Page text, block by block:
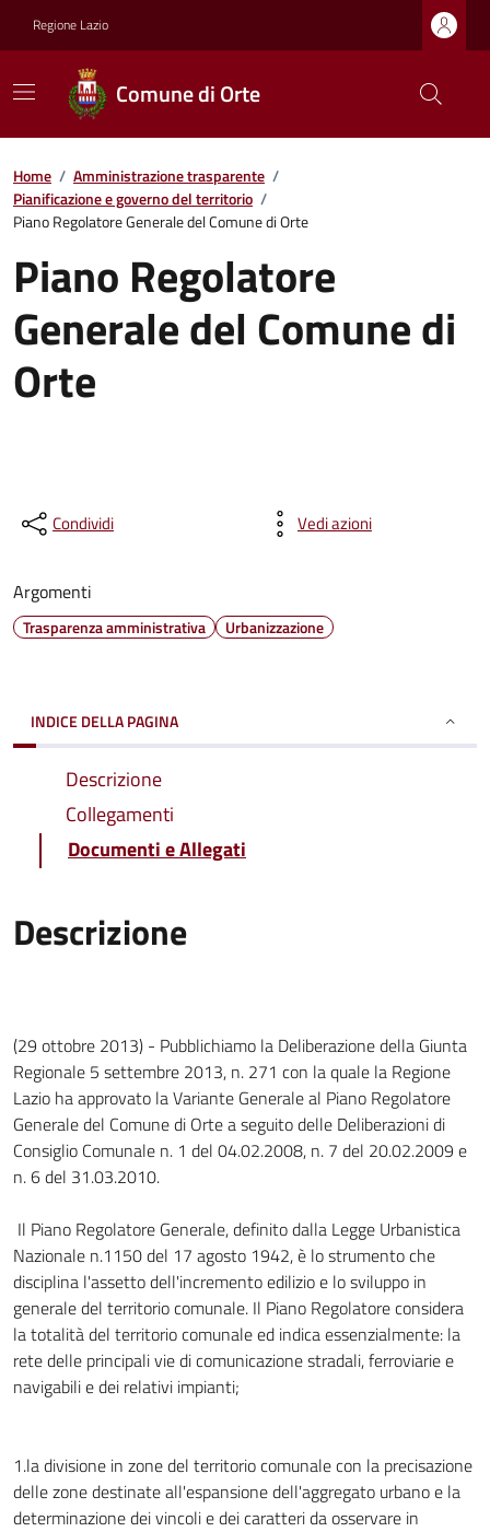
Regione Lazio
Comune di Orte
Home / Amministrazione trasparente /
Pianificazione e governo del territorio /
Piano Regolatore Generale del Comune di Orte
Piano Regolatore
Generale del Comune di
Orte
Condividi Vedi azioni
Argomenti
Trasparenza amministrativa Urbanizzazione
INDICE DELLA PAGINA
Descrizione
Collegamenti
Documenti e Allegati
Descrizione
(29 ottobre 2013) - Pubblichiamo la Deliberazione della Giunta
Regionale 5 settembre 2013, n. 271 con la quale la Regione
Lazio ha approvato la Variante Generale al Piano Regolatore
Generale del Comune di Orte a seguito delle Deliberazioni di
Consiglio Comunale n. 1 del 04.02.2008, n. 7 del 20.02.2009 e
n. 6 del 31.03.2010.
Il Piano Regolatore Generale, definito dalla Legge Urbanistica
Nazionale n.1150 del 17 agosto 1942, è lo strumento che
disciplina l'assetto dell'incremento edilizio e lo sviluppo in
generale del territorio comunale. Il Piano Regolatore considera
la totalità del territorio comunale ed indica essenzialmente: la
rete delle principali vie di comunicazione stradali, ferroviarie e
navigabili e dei relativi impianti;
1.la divisione in zone del territorio comunale con la precisazione
delle zone destinate all'espansione dell'aggregato urbano e la
determinazione dei vincoli e dei caratteri da osservare in